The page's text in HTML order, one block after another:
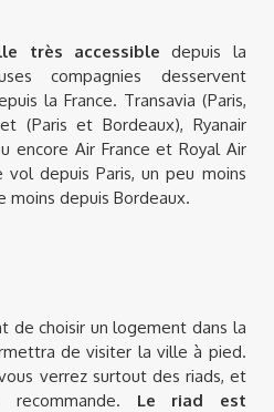
très accessibledepuis la
compagnies desservent
la France. Transavia (Paris,
(Paris et Bordeaux), Ryanair
encore Air France et Royal Air
depuis Paris, un peu moins
moins depuis Bordeaux.
de choisir un logement dans la
de visiter la ville à pied.
verrez surtout des riads, et
Le riad est